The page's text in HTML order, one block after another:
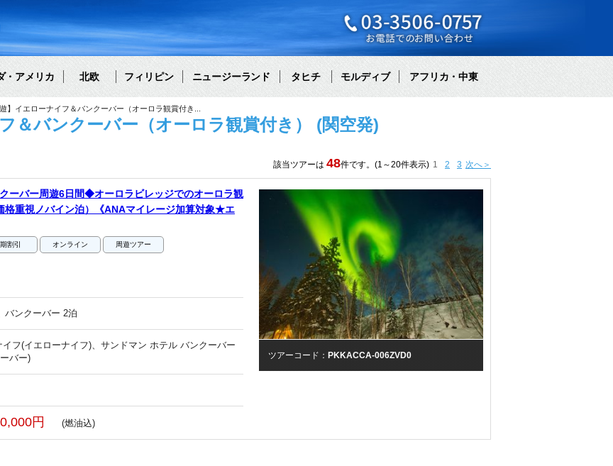
・アメリカ 北欧 フィリピン ニュージーランド タヒチ モルディブ アフリカ・中東
遊】イエローナイフ＆バンクーバー（オーロラ観賞付き...
＆バンクーバー（オーロラ観賞付き） (関空発)
該当ツアーは 48件です。(1～20件表示) 1 2 3 次へ＞
ーバー周遊6日間◆オーロラビレッジでのオーロラ観
格重視ノバイン泊）《ANAマイレージ加算対象★エ
割引 オンライン 周遊ツアー
バンクーバー 2泊
フ(イエローナイフ)、サンドマン ホテル バンクーバー
バー)
円 (燃油込)
ツアーコード：PKKACCA-006ZVD0